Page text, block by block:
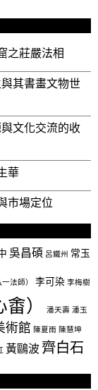
之莊嚴法相
其書畫文物世
文化交流的收
華
市場定位
吳昌碩 呂鐵州 常玉
法師） 李可染李梅樹
） 潘天壽潘玉
術館 陳夏雨 陳慧坤
黃鷗波 齊白石